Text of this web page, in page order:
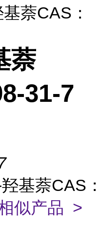
萘CAS：
萘
31-7
基萘CAS：
似产品 >